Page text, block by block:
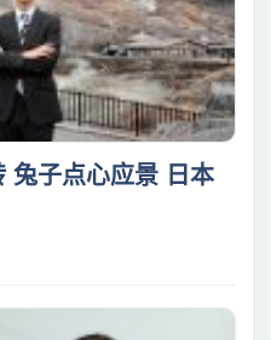
兔子点心应景 日本